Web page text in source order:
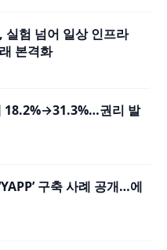
실험 넘어 일상 인프라
본격화
18.2%→31.3%…권리 발
구축 사례 공개…에